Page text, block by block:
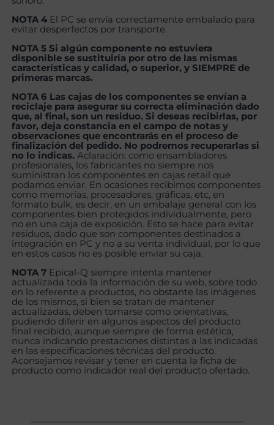
NOTA 4 El PC se envía correctamente embalado para
evitar desperfectos por transporte.
NOTA 5 Si algún componente no estuviera
disponible se sustituiría por otro de las mismas
características y calidad, o superior, y SIEMPRE de
primeras marcas.
NOTA 6 Las cajas de los componentes se envían a
reciclaje para asegurar su correcta eliminación dado
que, al final, son un residuo. Si deseas recibirlas, por
favor, deja constancia en el campo de notas y
observaciones que encontrarás en el proceso de
finalización del pedido. No podremos recuperarlas si
no lo indicas. Aclaración: como ensambladores
profesionales, los fabricantes no siempre nos
suministran los componentes en cajas retail que
podamos enviar. En ocasiones recibimos componentes
como memorias, procesadores, gráficas, etc, en
formato bulk, es decir, en un embalaje general con los
componentes bien protegidos individualmente, pero
no en una caja de exposición. Esto se hace para evitar
residuos, dado que son componentes destinados a
integración en PC y no a su venta individual, por lo que
en estos casos no es posible enviar su caja.
NOTA 7 Epical-Q siempre intenta mantener
actualizada toda la información de su web, sobre todo
en lo referente a productos, no obstante las imágenes
de los mismos, si bien se tratan de mantener
actualizadas, deben tomarse como orientativas,
pudiendo diferir en algunos aspectos del producto
final recibido, aunque siempre de forma estética,
nunca indicando prestaciones distintas a las indicadas
en las especificaciones técnicas del producto.
Aconsejamos revisar y tener en cuenta la ficha de
producto como indicador real del producto ofertado.